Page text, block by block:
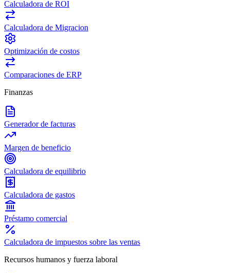
Calculadora de ROI
Calculadora de Migracion
Optimización de costos
Comparaciones de ERP
Finanzas
Generador de facturas
Margen de beneficio
Calculadora de equilibrio
Calculadora de gastos
Préstamo comercial
Calculadora de impuestos sobre las ventas
Recursos humanos y fuerza laboral